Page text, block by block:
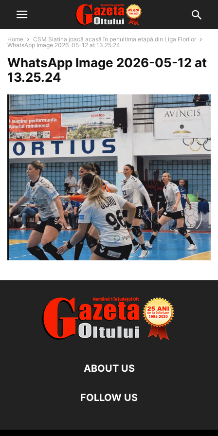
Home
CSM Slatina joacă acasă în penultima etapă din Liga Florilor
WhatsApp Image 2026-05-12 at 13.25.24
WhatsApp Image 2026-05-12 at
13.25.24
ABOUT US
FOLLOW US